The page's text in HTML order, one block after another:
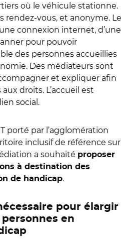
où le véhicule stationne.
rendez-vous, et anonyme. Le
connexion internet, d’une
pour pouvoir
des personnes accueillies
Des médiateurs sont
et expliquer afin
droits. L’accueil est
social.
porté par l’agglomération
inclusif de référence sur
a souhaité proposer
à destination des
de handicap.
pour élargir
personnes en